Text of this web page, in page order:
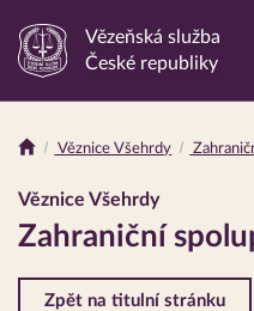
Odkaz
stránku
Vězeňská služba
České republiky
Drobečková
navigace
Věznice Všehrdy
Věznice Všehrdy
Zahraniční
Zpět na titulní stránku